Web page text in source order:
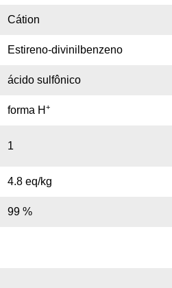
Cátion
Estireno-divinilbenzeno
ácido sulfônico
forma H +
1
4.8 eq/kg
99 %